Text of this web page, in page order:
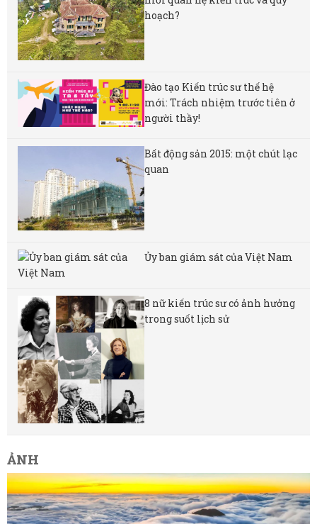
hoạch?
Đào tạo Kiến trúc sư thế hệ
mới: Trách nhiệm trước tiên ở
người thầy!
Bất động sản 2015: một chút lạc
quan
Ủy ban giám sát của Việt Nam
8 nữ kiến ​​trúc sư có ảnh hưởng
trong suốt lịch sử
ẢNH